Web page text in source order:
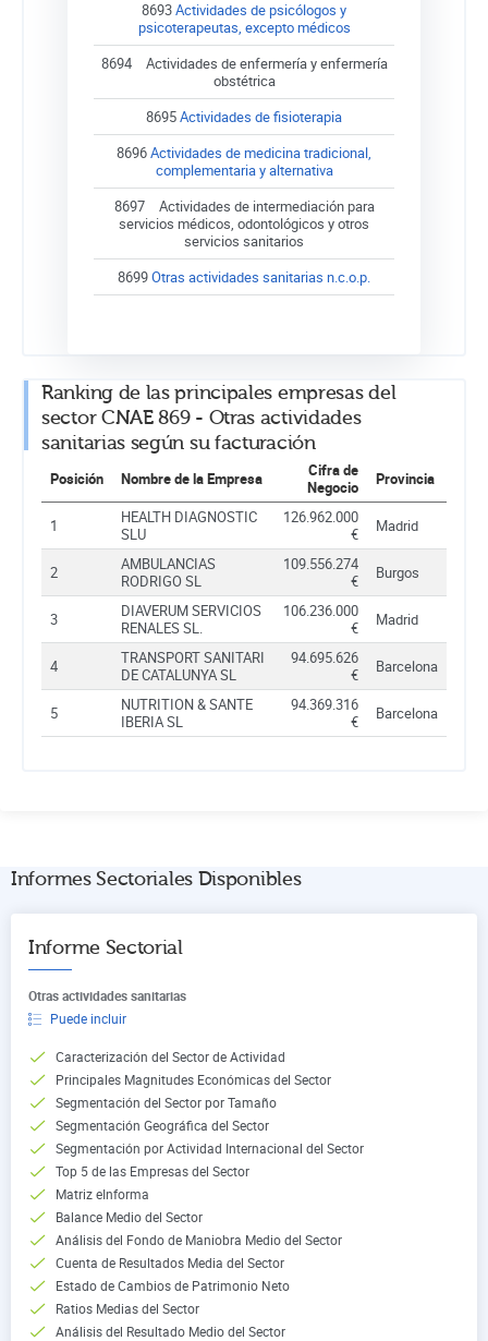
8693Actividades de psicólogos y
psicoterapeutas, excepto médicos
8694
Actividades de enfermería y enfermería
obstétrica
8695Actividades de fisioterapia
8696Actividades de medicina tradicional,
complementaria y alternativa
8697
Actividades de intermediación para
servicios médicos, odontológicos y otros
servicios sanitarios
8699Otras actividades sanitarias n.c.o.p.
Ranking de las principales empresas del
sector CNAE 869 - Otras actividades
sanitarias según su facturación
Posición Nombre de la Empresa
Cifra de
Negocio
Provincia
1
HEALTH DIAGNOSTIC
SLU
126.962.000
€
Madrid
2
AMBULANCIAS
RODRIGO SL
109.556.274
€
Burgos
3
DIAVERUM SERVICIOS
RENALES SL.
106.236.000
€
Madrid
4
TRANSPORT SANITARI
DE CATALUNYA SL
94.695.626
€
Barcelona
5
NUTRITION & SANTE
IBERIA SL
94.369.316
€
Barcelona
Informes Sectoriales Disponibles
Informe Sectorial
Otras actividades sanitarias
Puede incluir
Caracterización del Sector de Actividad
Principales Magnitudes Económicas del Sector
Segmentación del Sector por Tamaño
Segmentación Geográfica del Sector
Segmentación por Actividad Internacional del Sector
Top 5 de las Empresas del Sector
Matriz eInforma
Balance Medio del Sector
Análisis del Fondo de Maniobra Medio del Sector
Cuenta de Resultados Media del Sector
Estado de Cambios de Patrimonio Neto
Ratios Medias del Sector
Análisis del Resultado Medio del Sector